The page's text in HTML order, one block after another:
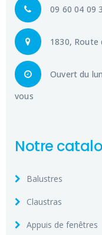
09 60 04 09
1830, Route
Ouvert du
vous
Notre
Balustres
Claustras
Appuis de fenêtres